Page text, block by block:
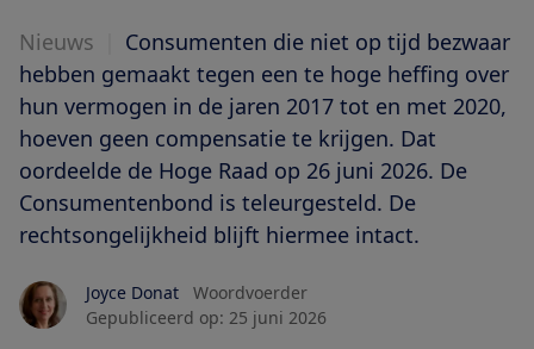
Nieuws
Consumenten die niet op tijd bezwaar
hebben gemaakt tegen een te hoge heffing over
hun vermogen in de jaren 2017 tot en met 2020,
hoeven geen compensatie te krijgen. Dat
oordeelde de Hoge Raad op 26 juni 2026. De
Consumentenbond is teleurgesteld. De
rechtsongelijkheid blijft hiermee intact.
Joyce Donat
Woordvoerder
Gepubliceerd op: 25 juni 2026